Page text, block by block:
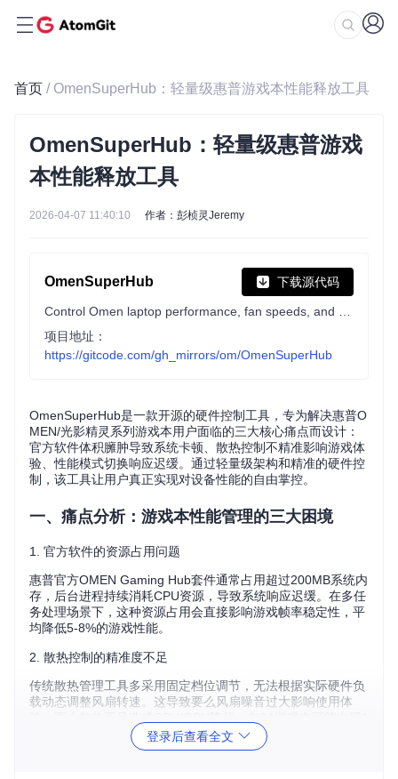
首页 / OmenSuperHub：轻量级惠普游戏本性能释放工具
OmenSuperHub：轻量级惠普游戏
本性能释放工具
2026-04-07 11:40:10 作者：彭桢灵Jeremy
OmenSuperHub 下载源代码
项目地址：
https://gitcode.com/gh_mirrors/om/OmenSuperHub
OmenSuperHub是一款开源的硬件控制工具，专为解决惠普O
MEN/光影精灵系列游戏本用户面临的三大核心痛点而设计：
官方软件体积臃肿导致系统卡顿、散热控制不精准影响游戏体
验、性能模式切换响应迟缓。通过轻量级架构和精准的硬件控
制，该工具让用户真正实现对设备性能的自由掌控。
一、痛点分析：游戏本性能管理的三大困境
1. 官方软件的资源占用问题
惠普官方OMEN Gaming Hub套件通常占用超过200MB系统内
存，后台进程持续消耗CPU资源，导致系统响应迟缓。在多任
务处理场景下，这种资源占用会直接影响游戏帧率稳定性，平
均降低5-8%的游戏性能。
2. 散热控制的精准度不足
传统散热管理工具多采用固定档位调节，无法根据实际硬件负
载动态调整风扇转速。这导致要么风扇噪音过大影响使用体
0-15%的性能波动。
登录后查看全文